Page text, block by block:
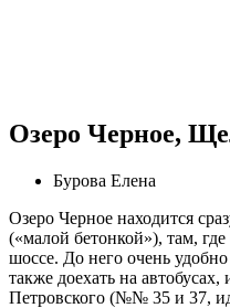
Озеро Черное,
Бурова Елена
Озеро Черное находится
(«малой бетонкой»), там,
шоссе. До него очень
также доехать на
Петровского (№№ 35 и 37,